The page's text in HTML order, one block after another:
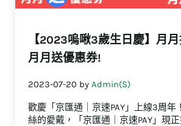
【2023嗚啾3歲生日慶】月
月月送優惠券!
2023-07-20 byAdmin(S)
歡慶「京匯通｜京速PAY」上線3周年
絲的愛戴，「京匯通｜京速PAY」現